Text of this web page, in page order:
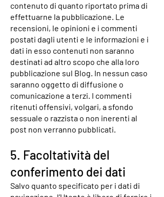
contenuto di quanto riportato prima di
effettuarne la pubblicazione. Le
recensioni, le opinioni e i commenti
postati dagli utenti e le informazioni e i
dati in esso contenuti non saranno
destinati ad altro scopo che alla loro
pubblicazione sul Blog. In nessun caso
saranno oggetto di diffusione o
comunicazione a terzi. I commenti
ritenuti offensivi, volgari, a sfondo
sessuale o razzista o non inerenti al
post non verranno pubblicati.
5. Facoltatività del
conferimento dei dati
Salvo quanto specificato per i dati di